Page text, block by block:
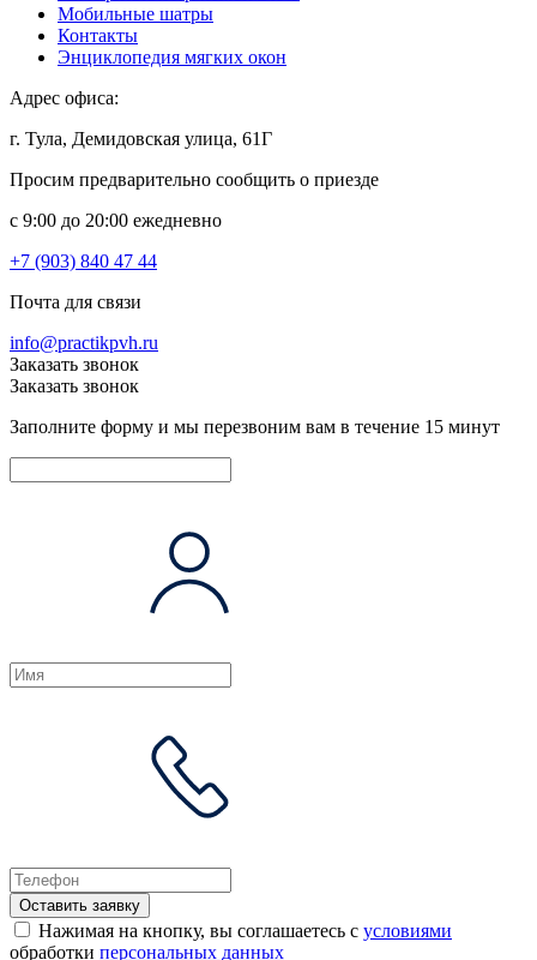
Мобильные шатры
Контакты
Энциклопедия мягких окон
Адрес офиса:
г. Тула, Демидовская улица, 61Г
Просим предварительно сообщить о приезде
c 9:00 до 20:00 ежедневно
+7 (903) 840 47 44
Почта для связи
info@practikpvh.ru
Заказать звонок
Заказать звонок
Заполните форму и мы перезвоним вам в течение 15 минут
Оставить заявку
Нажимая на кнопку, вы соглашаетесь с условиями
обработки персональных данных